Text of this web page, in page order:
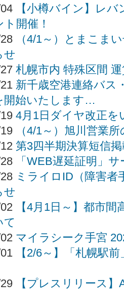
【小樽バイン】レ
開催！
（4/1～）とまこま
せ
札幌市内 特殊区間
新千歳空港連絡バス
開始いたします…
4月1日ダイヤ改正
（4/1～）旭川営業
第3四半期決算短信
「WEB遅延証明」
ミライロID（障害者
せ
【4月1日～】都市
て
マイラシーク手宮
【2/6～】「札幌駅
【プレスリリース